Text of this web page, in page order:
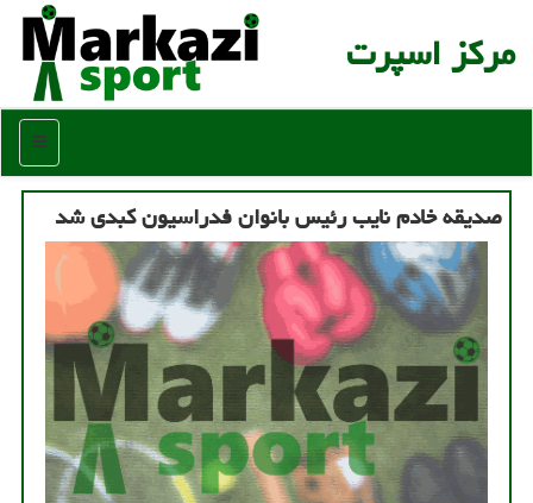
مركز اسپرت
منو
صدیقه خادم نایب رئیس بانوان فدراسیون کبدی شد